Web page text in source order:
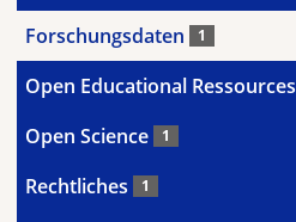
Forschungsdaten 1
Open Educational Ressources
Open Science 1
Rechtliches 1